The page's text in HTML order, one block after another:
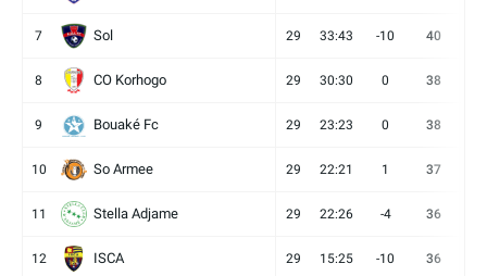
7 Sol 29 33:43 -10 40
8 CO Korhogo 29 30:30 0 38
9 Bouaké Fc 29 23:23 0 38
10 So Armee 29 22:21 1 37
11 Stella Adjame 29 22:26 -4 36
12 ISCA 29 15:25 -10 36